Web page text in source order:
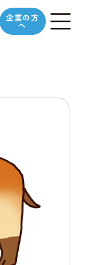
企業の方
へ